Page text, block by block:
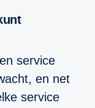
service
en net
service